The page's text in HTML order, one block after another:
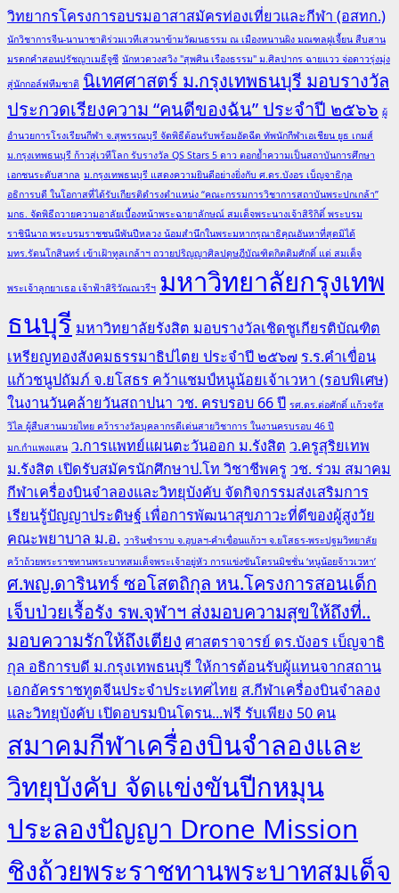
วิทยากรโครงการอบรมอาสาสมัครท่องเที่ยวและกีฬา (อสทก.)
นักวิชาการจีน-นานาชาติร่วมเวทีเสวนาข้ามวัฒนธรรม ณ เมืองหนานผิง มณฑลฝูเจี้ยน สืบสาน
มรดกคำสอนปรัชญาเมธีจูซี นักหวดวงสวิง "สุพศิน เรืองธรรม" ม.ศิลปากร ฉายแวว จ่อดาวรุ่งมุ่ง
สู่นักกอล์ฟทีมชาติ นิเทศศาสตร์ ม.กรุงเทพธนบุรี มอบรางวัล
ประกวดเรียงความ “คนดีของฉัน” ประจำปี ๒๕๖๖ ผู้
อำนวยการโรงเรียนกีฬา จ.สุพรรณบุรี จัดพิธีต้อนรับพร้อมอัดฉีด ทัพนักกีฬาเอเชียน ยูธ เกมส์
ม.กรุงเทพธนบุรี ก้าวสู่เวทีโลก รับรางวัล QS Stars 5 ดาว ตอกย้ำความเป็นสถาบันการศึกษา
เอกชนระดับสากล ม.กรุงเทพธนบุรี แสดงความยินดีอย่างยิ่งกับ ศ.ดร.บังอร เบ็ญจาธิกุล
อธิการบดี ในโอกาสที่ได้รับเกียรติดำรงตำแหน่ง “คณะกรรมการวิชาการสถาบันพระปกเกล้า”
มกธ. จัดพิธีถวายความอาลัยเบื้องหน้าพระฉายาลักษณ์ สมเด็จพระนางเจ้าสิริกิติ์ พระบรม
ราชินีนาถ พระบรมราชชนนีพันปีหลวง น้อมสำนึกในพระมหากรุณาธิคุณอันหาที่สุดมิได้
มทร.รัตนโกสินทร์ เข้าเฝ้าทูลเกล้าฯ ถวายปริญญาศิลปดุษฎีบัณฑิตกิตติมศักดิ์ แด่ สมเด็จ
พระเจ้าลูกยาเธอ เจ้าฟ้าสิริวัณณวรีฯ มหาวิทยาลัยกรุงเทพ
ธนบุรี มหาวิทยาลัยรังสิต มอบรางวัลเชิดชูเกียรติบัณฑิต
เหรียญทองสังคมธรรมาธิปไตย ประจำปี ๒๕๖๗ ร.ร.คำเขื่อน
แก้วชนูปถัมภ์ จ.ยโสธร คว้าแชมป์หนูน้อยเจ้าเวหา (รอบพิเศษ)
ในงานวันคล้ายวันสถาปนา วช. ครบรอบ 66 ปี รศ.ดร.ต่อศักดิ์ แก้วจรัส
วิไล ผู้สืบสานมวยไทย คว้ารางวัลบุคลากรดีเด่นสายวิชาการ ในงานครบรอบ 46 ปี
มก.กำแพงแสน ว.การแพทย์แผนตะวันออก ม.รังสิต ว.ครูสุริยเทพ
ม.รังสิต เปิดรับสมัครนักศึกษาป.โท วิชาชีพครู วช. ร่วม สมาคม
กีฬาเครื่องบินจำลองและวิทยุบังคับ จัดกิจกรรมส่งเสริมการ
เรียนรู้ปัญญาประดิษฐ์ เพื่อการพัฒนาสุขภาวะที่ดีของผู้สูงวัย
คณะพยาบาล ม.อ. วารินชำราบ จ.อุบลฯ-คำเขื่อนแก้วฯ จ.ยโสธร-พระปฐมวิทยาลัย
คว้าถ้วยพระราชทานพระบาทสมเด็จพระเจ้าอยู่หัว การแข่งขันโดรนมิชชั่น ‘หนูน้อยจ้าวเวหา’
ศ.พญ.ดารินทร์ ซอโสตถิกุล หน.โครงการสอนเด็ก
เจ็บป่วยเรื้อรัง รพ.จุฬาฯ ส่งมอบความสุขให้ถึงที่..
มอบความรักให้ถึงเตียง ศาสตราจารย์ ดร.บังอร เบ็ญจาธิ
กุล อธิการบดี ม.กรุงเทพธนบุรี ให้การต้อนรับผู้แทนจากสถาน
เอกอัครราชทูตจีนประจำประเทศไทย ส.กีฬาเครื่องบินจำลอง
และวิทยุบังคับ เปิดอบรมบินโดรน...ฟรี รับเพียง 50 คน
สมาคมกีฬาเครื่องบินจำลองและ
วิทยุบังคับ จัดแข่งขันปีกหมุน
ประลองปัญญา Drone Mission
ชิงถ้วยพระราชทานพระบาทสมเด็จ